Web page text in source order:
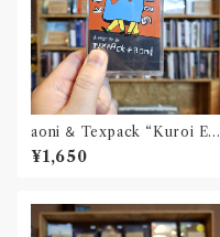
aoni ＆ Texpack “Kuroi Ech
oes”(tape)
¥1,650